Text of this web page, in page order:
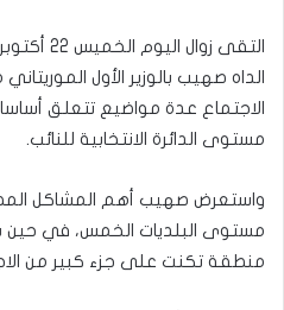
الداه صهيب بالوزير الأول
الاجتماع عدة مواضيع تتعلق
مستوى الدائرة الانتخابية للنائب.
واستعرض صهيب أهم المشاكل
مستوى البلديات الخمس، في حين
منطقة تكنت على جزء كبير من